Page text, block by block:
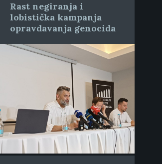
Rast negiranja i
lobistička kampanja
opravdavanja genocida